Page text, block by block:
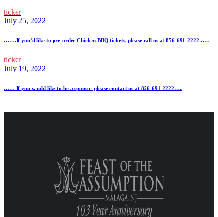
ticker
July 25, 2022
…….If you’d like to pre-order Chicken BBQ tickets, please call us at 856-691-2222……
ticker
July 19, 2022
…… If you would like to be a sponsor please contact us at 856-691-2222…..